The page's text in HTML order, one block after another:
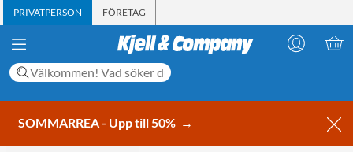
PRIVATPERSON FÖRETAG
SOMMARREA - Upp till 50% →